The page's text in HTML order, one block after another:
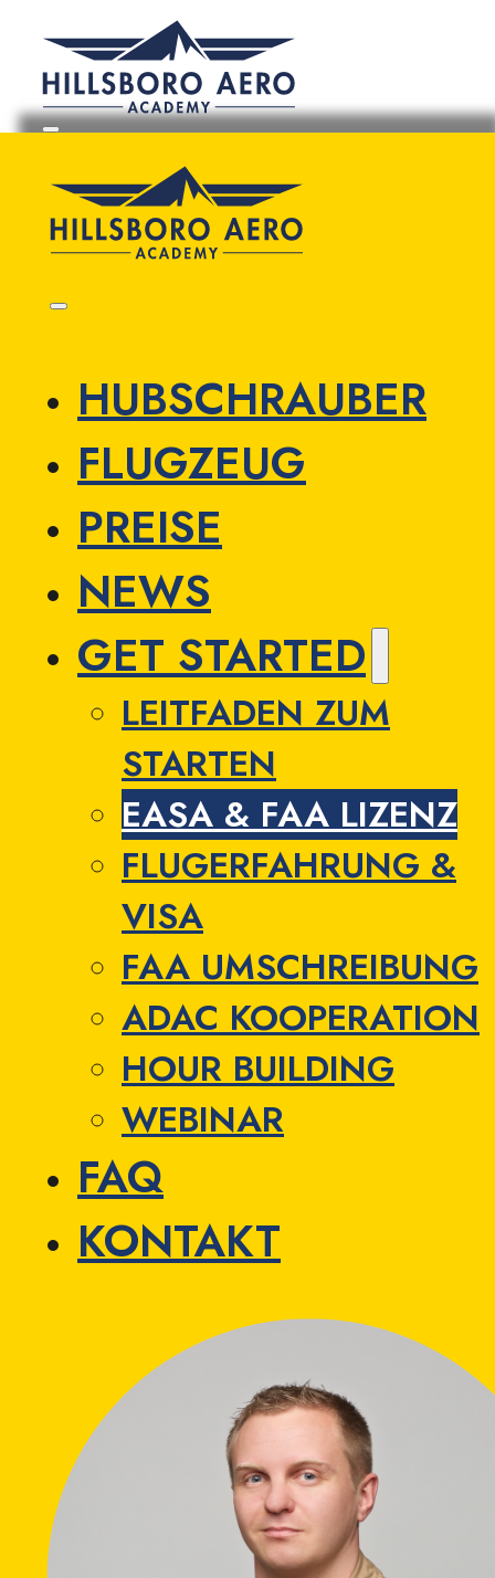
HUBSCHRAUBER
FLUGZEUG
PREISE
NEWS
GET STARTED
LEITFADEN ZUM
STARTEN
EASA & FAA LIZENZ
FLUGERFAHRUNG &
VISA
FAA UMSCHREIBUNG
ADAC KOOPERATION
HOUR BUILDING
WEBINAR
FAQ
KONTAKT